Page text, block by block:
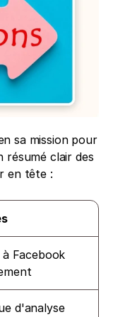
sa mission pour
résumé clair des
en tête :
à Facebook
d'analyse